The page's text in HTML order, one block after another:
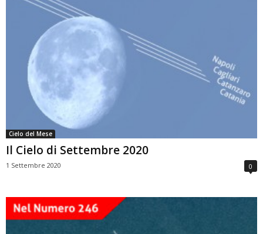
Cielo del Mese
Il Cielo di Settembre 2020
1 Settembre 2020 0